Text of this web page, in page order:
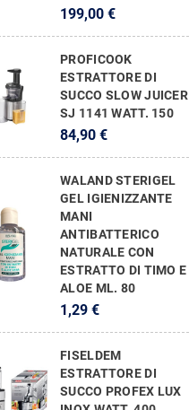
199,00 €
PROFICOOK
ESTRATTORE DI
SUCCO SLOW JUICER
SJ 1141 WATT. 150
84,90 €
WALAND STERIGEL
GEL IGIENIZZANTE
MANI
ANTIBATTERICO
NATURALE CON
ESTRATTO DI TIMO E
ALOE ML. 80
1,29 €
FISELDEM
ESTRATTORE DI
SUCCO PROFEX LUX